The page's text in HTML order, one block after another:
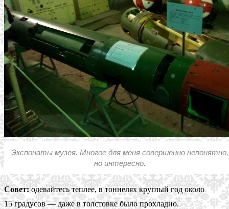
Экспонаты музея. Многое для меня совершенно непонятно,
но интересно.
Совет: одевайтесь теплее, в тоннелях круглый год около
15 градусов — даже в толстовке было прохладно.